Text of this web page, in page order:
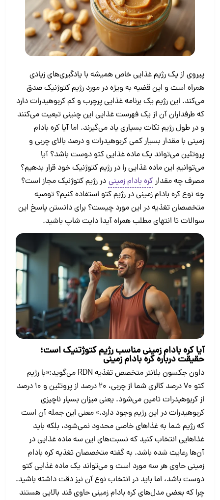
پیروی از یک رژیم غذایی خاص همیشه با یادگیری‌های زیادی
همراه است و این قضیه به ویژه در مورد رژیم کتوژنیک صدق
می‌کند. این رژیم یک برنامه غذایی پرچرب و کم کربوهیدرات دارد
که طرفداران آن از یک فهرست غذایی این چنینی تبعیت می‌کنند
و در طول رژیم نکات بسیاری یاد می‌گیرند. اما آیا کره بادام
زمینی با مقدار بسیار کمی کربوهیدرات و درصد بالای چربی و
پروتئین می‌تواند یک ماده غذایی کتو دوست باشد؟ آیا
می‌توانیم این ماده غذایی را در رژیم کتوژنیک خود قرار بدهیم؟
مصرف چه مقدار کره بادام زمینی در رژیم کتوژنیک مجاز است؟
چه نوع کره بادام زمینی در رژیم کتو استفاده کنیم؟ توصیه
متخصصان تغذیه در این مورد چیست؟ برای دانستن پاسخ این
سوالات تا انتهای مطلب همراه آیدا دایت شاپ باشید.
آیا کره بادام زمینی مناسب رژیم کتوژتنیک است؛
حقیقت درباره کره بادام زمینی
داون جکسون بلانتر متخصص تغذیه RDN می‌گوید:«با رژیم
کتو ۷۰ درصد کالری شما از چربی، ۲۰ درصد از پروتئین و ۱۰ درصد
از کربوهیدرات تامین می‌شود. یعنی میزان بسیار ناچیزی
کربوهیدرات در این رژیم وجود دارد.» معنی این جمله آن است
که رژیم شما به غذاهای خاصی محدود نمی‌شود، بلکه باید
غذاهایی انتخاب کنید که نسبت‌های این سه ماده غذایی در
آن‌ها رعایت شده باشد. به گفته متخصصان تغذیه کره بادام
زمینی حاوی هر سه مورد است و می‌تواند یک ماده غذایی کتو
دوست باشد، اما باید در انتخاب نوع آن نیز دقت داشته باشید.
چرا که بعضی مدل‌های کره بادام زمینی حاوی قند بالایی هستند